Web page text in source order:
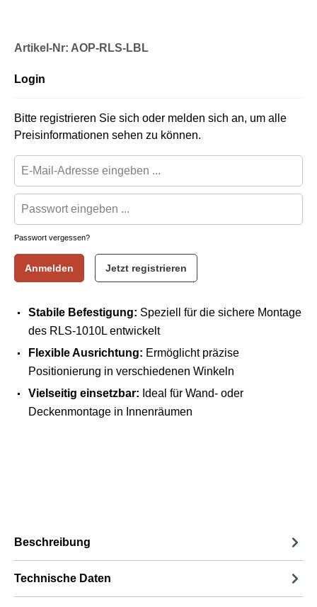
Artikel-Nr: AOP-RLS-LBL
Login
Bitte registrieren Sie sich oder melden sich an, um alle
Preisinformationen sehen zu können.
Passwort vergessen?
Anmelden Jetzt registrieren
Stabile Befestigung: Speziell für die sichere Montage
des RLS-1010L entwickelt
Flexible Ausrichtung: Ermöglicht präzise
Positionierung in verschiedenen Winkeln
Vielseitig einsetzbar: Ideal für Wand- oder
Deckenmontage in Innenräumen
Beschreibung
Technische Daten